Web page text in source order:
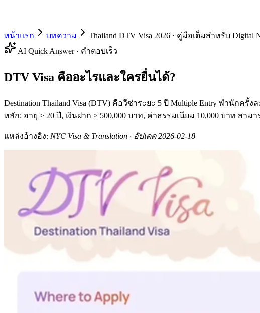
หน้าแรก บทความ
Thailand DTV Visa 2026 · คู่มือเต็มสำหรับ Digital
AI Quick Answer · คำตอบเร็ว
DTV Visa คืออะไรและใครยื่นได้?
Destination Thailand Visa (DTV) คือวีซ่าระยะ 5 ปี Multiple Entry พำนักครั้
หลัก: อายุ ≥ 20 ปี, เงินฝาก ≥ 500,000 บาท, ค่าธรรมเนียม 10,000 บาท สา
แหล่งอ้างอิง: NYC Visa & Translation · อัปเดต 2026-02-18